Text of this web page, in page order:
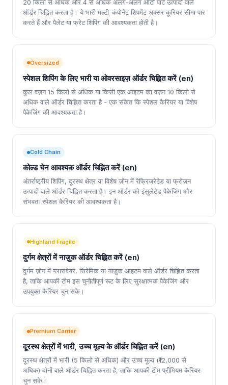
20 किलो से अधिक और 4 से अधिक अलग-अलग ऑटो पार्ट उत्पादों वाले
ऑर्डर चिह्नित करता है। ये भारी मल्टी-कंपोनेंट शिपमेंट अक्सर कूरियर सीमा पार
करते हैं और पैलेट या फ्रेट शिपिंग की आवश्यकता होती है।
Oversized
स्पेशल शिपिंग के लिए भारी या ओवरसाइज़ ऑर्डर चिह्नित करें (en)
कुल वज़न 15 किलो से अधिक या किसी एक आइटम का वज़न 10 किलो से
अधिक वाले ऑर्डर चिह्नित करता है - एक संकेत कि स्पेशल कैरियर या विशेष
पैकेजिंग की आवश्यकता है।
Cold Chain
कोल्ड चेन आवश्यक ऑर्डर चिह्नित करें (en)
अंतर्राष्ट्रीय शिपिंग, दूरस्थ क्षेत्र या विशेष ज़ोन में रेफ्रिजरेटेड या फ्रोज़न
उत्पादों वाले ऑर्डर चिह्नित करता है। इन ऑर्डर को इंसुलेटेड पैकेजिंग और
संभवतः स्पेशल कैरियर की आवश्यकता है।
Highland Fragile
दुर्गम क्षेत्रों में नाज़ुक ऑर्डर चिह्नित करें (en)
दुर्गम ज़ोन में ग्लासवेयर, सिरेमिक या नाज़ुक आइटम वाले ऑर्डर चिह्नित करता
है, ताकि आपकी टीम इस चुनौतीपूर्ण रूट के लिए सुरक्षात्मक पैकेजिंग और
उपयुक्त कैरियर चुन सके।
Premium Carrier
दूरस्थ क्षेत्रों में भारी, उच्च मूल्य के ऑर्डर चिह्नित करें (en)
दूरस्थ क्षेत्रों में भारी (5 किलो से अधिक) और उच्च मूल्य (₹12,000 से
अधिक) दोनों वाले ऑर्डर चिह्नित करता है, ताकि आपकी टीम प्रीमियम कैरियर
चुन सके।